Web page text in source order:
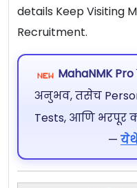
details Keep Visiting
Recruitment.
MahaNMK Pro
अनुभव, तसेच
Tests, आणि भरपूर
—